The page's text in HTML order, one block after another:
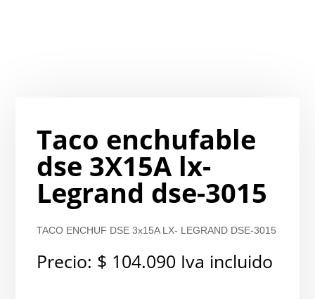
Taco enchufable
dse 3X15A lx-
Legrand dse-3015
TACO ENCHUF DSE 3x15A LX- LEGRAND DSE-3015
Precio: $ 104.090 Iva incluido